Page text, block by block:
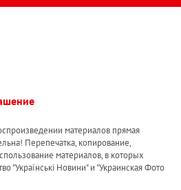
материалов прямая
Перепечатка, копирование,
материалов, в которых
"Українськi Новини" и "Украинская Фото